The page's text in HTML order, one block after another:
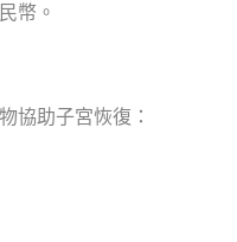
幣。
協助子宮恢復：